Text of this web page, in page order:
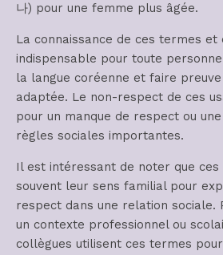
나) pour une femme plus âgée.
La connaissance de ces termes et
indispensable pour toute
la langue coréenne et faire preuve
adaptée. Le non-respect de ces
pour un manque de respect ou
règles sociales importantes.
Il est intéressant de noter que
souvent leur sens familial pour
respect dans une relation sociale.
un contexte professionnel ou
collègues utilisent ces termes